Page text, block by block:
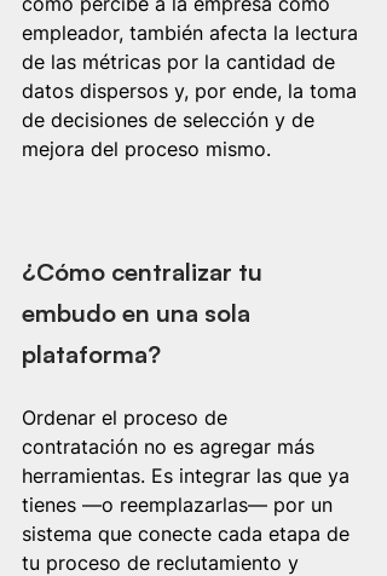
empleador, también afecta la lectura
de las métricas por la cantidad de
datos dispersos y, por ende, la toma
de decisiones de selección y de
mejora del proceso mismo.
¿Cómo centralizar tu
embudo en una sola
plataforma?
Ordenar el proceso de
contratación no es agregar más
herramientas. Es integrar las que ya
tienes —o reemplazarlas— por un
sistema que conecte cada etapa de
tu proceso de reclutamiento y